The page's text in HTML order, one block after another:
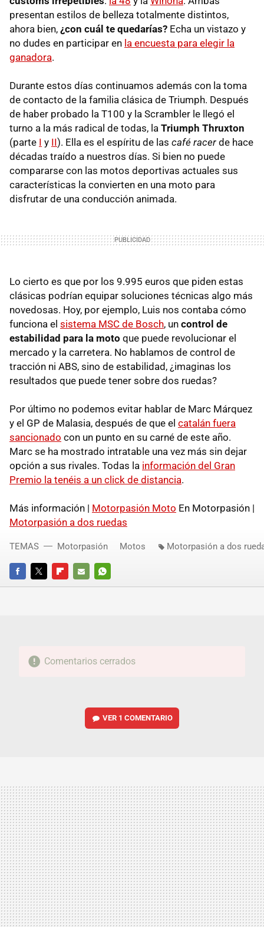
presentan estilos de belleza totalmente distintos,
ahora bien, ¿con cuál te quedarías? Echa un vistazo y
no dudes en participar en la encuesta para elegir la
ganadora.
Durante estos días continuamos además con la toma
de contacto de la familia clásica de Triumph. Después
de haber probado la T100 y la Scrambler le llegó el
turno a la más radical de todas, la Triumph Thruxton
(parte I y II). Ella es el espíritu de las café racer de hace
décadas traído a nuestros días. Si bien no puede
compararse con las motos deportivas actuales sus
características la convierten en una moto para
disfrutar de una conducción animada.
Lo cierto es que por los 9.995 euros que piden estas
clásicas podrían equipar soluciones técnicas algo más
novedosas. Hoy, por ejemplo, Luis nos contaba cómo
funciona el sistema MSC de Bosch, un control de
estabilidad para la moto que puede revolucionar el
mercado y la carretera. No hablamos de control de
tracción ni ABS, sino de estabilidad, ¿imaginas los
resultados que puede tener sobre dos ruedas?
Por último no podemos evitar hablar de Marc Márquez
y el GP de Malasia, después de que el catalán fuera
sancionado con un punto en su carné de este año.
Marc se ha mostrado intratable una vez más sin dejar
opción a sus rivales. Todas la información del Gran
Premio la tenéis a un click de distancia.
Más información | Motorpasión Moto En Motorpasión |
Motorpasión a dos ruedas
FACEBOOKTWITTERFLIPBOARD
E-
WHATSAPP
TEMAS Motorpasión Motos Motorpasión a dos
Comentarios cerrados
VER 1 COMENTARIO